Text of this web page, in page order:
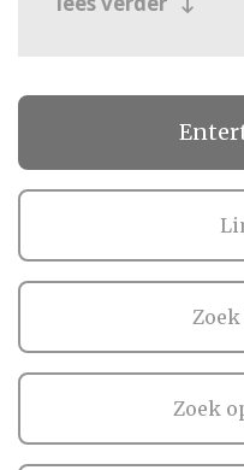
met één van de
entertainment
Spectaculair
Ben jij altijd
vragen waar ze die
Betrap je jezelf
goochelaar of
kinderen? Dan
Zoek